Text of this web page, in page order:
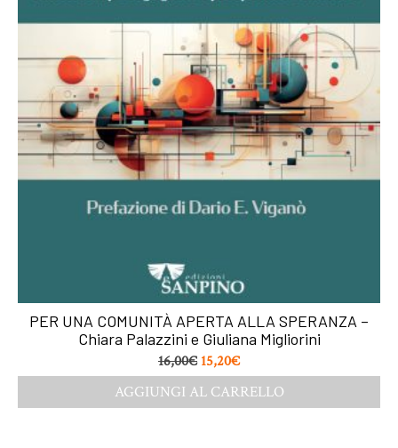
PER UNA COMUNITÀ APERTA ALLA SPERANZA –
Chiara Palazzini e Giuliana Migliorini
16,00€ 15,20€
AGGIUNGI AL CARRELLO